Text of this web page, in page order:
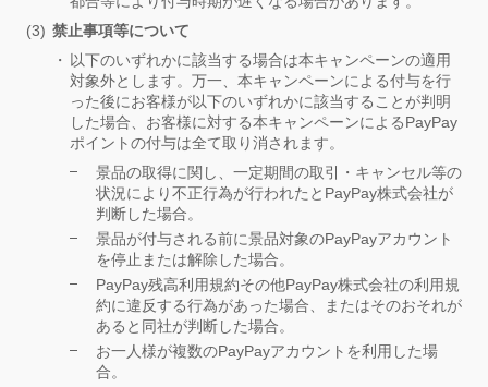
禁止事項等について
以下のいずれかに該当する場合は本キャンペーンの適用
対象外とします。万一、本キャンペーンによる付与を行
った後にお客様が以下のいずれかに該当することが判明
した場合、お客様に対する本キャンペーンによるPayPay
ポイントの付与は全て取り消されます。
景品の取得に関し、一定期間の取引・キャンセル等の
状況により不正行為が行われたとPayPay株式会社が
判断した場合。
景品が付与される前に景品対象のPayPayアカウント
を停止または解除した場合。
PayPay残高利用規約その他PayPay株式会社の利用規
約に違反する行為があった場合、またはそのおそれが
あると同社が判断した場合。
お一人様が複数のPayPayアカウントを利用した場
合。